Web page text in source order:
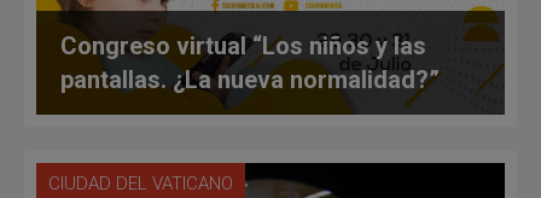
Congreso virtual “Los niños y las
pantallas. ¿La nueva normalidad?”
CIUDAD DEL VATICANO